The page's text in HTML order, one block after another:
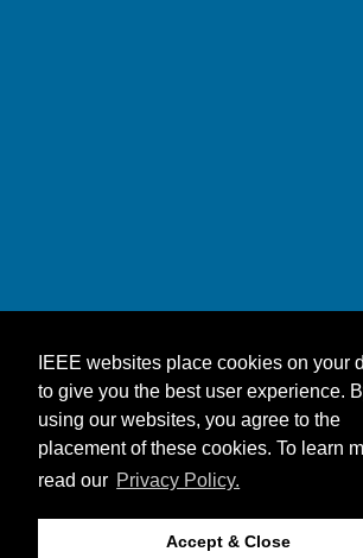
IEEE websites place cookies on your
to give you the best user experience.
using our websites, you agree to the
placement of these cookies. To learn
read our Privacy Policy.
Accept & Close